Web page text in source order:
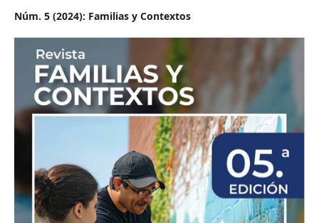
Núm. 5 (2024): Familias y Contextos